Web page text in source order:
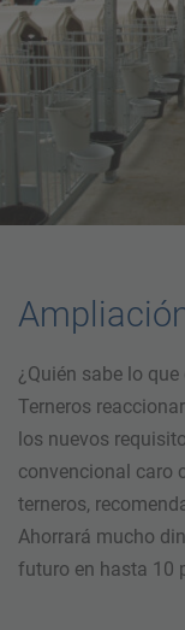
¿Quién sabe lo
Terneros
los nuevos
convencional caro
terneros,
Ahorrará mucho
futuro en hasta 10